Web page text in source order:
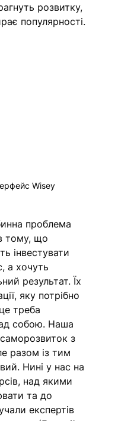
розвитку,
популярності.
Wisey
проблема
тому, що
інвестувати
а хочуть
результат. Їх
яку потрібно
треба
собою. Наша
з
разом із тим
Нині у нас на
над якими
та до
експертів